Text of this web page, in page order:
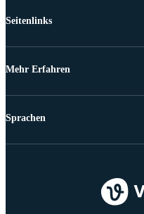
Seitenlinks
Mehr Erfahren
Sprachen